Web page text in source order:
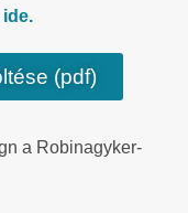
ide.
(pdf)
a Robinagyker-